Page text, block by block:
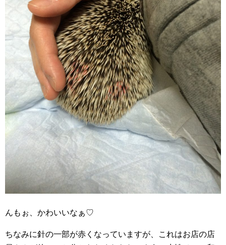
んもぉ、かわいいなぁ♡
ちなみに針の一部が赤くなっていますが、これはお店の店